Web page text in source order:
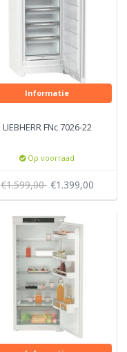
Informatie
LIEBHERR FNc 7026-22
Op voorraad
€1.599,00 €1.399,00